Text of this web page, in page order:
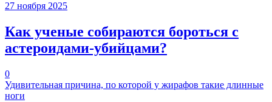
27 ноября 2025
Как ученые собираются бороться с
астероидами-убийцами?
0
Удивительная причина, по которой у жирафов такие длинные
ноги